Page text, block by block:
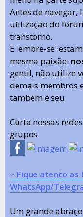
Antes de navegar,
utilização do
transtorno.
E lembre-se:
mesma paixão:
gentil, não utilize
demais membros
também é seu.
Curta nossas
grupos
~ Fique atento as
WhatsApp/
Um grande